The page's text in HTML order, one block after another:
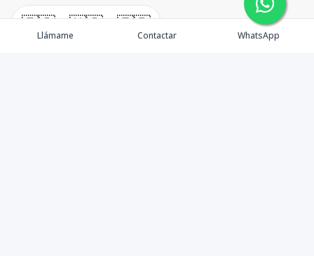
🇪🇸 🇺🇸 🇫🇷
Llámame Contactar WhatsApp